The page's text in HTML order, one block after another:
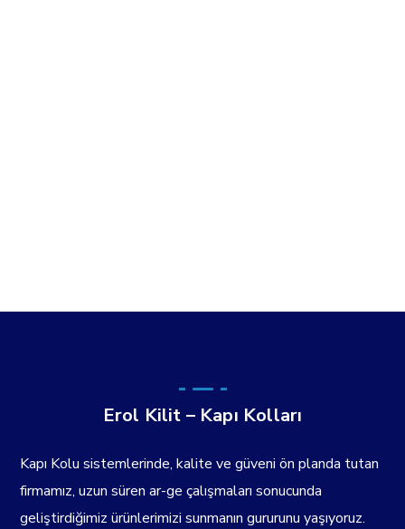
Erol Kilit – Kapı Kolları
Kapı Kolu sistemlerinde, kalite ve güveni ön planda tutan
firmamız, uzun süren ar-ge çalışmaları sonucunda
geliştirdiğimiz ürünlerimizi sunmanın gururunu yaşıyoruz.